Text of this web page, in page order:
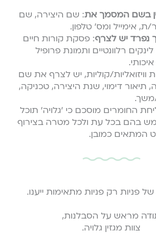
בשם המסמך את: שם היצירה, שם
אימייל ומס׳ טלפון.
נפרד יש לצרף: פסקת קורות חיים
רלוונטיים ותמונת פרופיל
וויזואליות/קוליות, יש לצרף את שם
תיאור דימוי, שנת היצירה, טכניקה,
משך.
החומרים מוסכם כי ׳גלויה׳ תוכל
בהם בכל עת ולכל מטרה בצירוף
המתאים כמובן.
פניות רק פניות מתאימות ייענו.
מראש על הסבלנות,
צוות מגזין גלויה.